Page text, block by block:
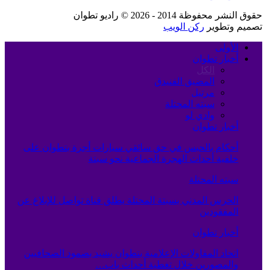
حقوق النشر محفوظة 2014 - 2026 © راديو تطوان
تصميم وتطوير ركن الويب
الأولى
أخبار تطوان
الكل
المضيق الفنيدق
مرتيل
سبته المحتلة
وادي لو
أخبار تطوان
أحكام بالحبس في حق سائقي سيارات أجرة بتطوان على
خلفية أحداث الهجرة الجماعية نحو سبتة
سبته المحتلة
الحرس المدني بسبتة المحتلة يطلق قناة تواصل للإبلاغ عن
المفقودين
أخبار تطوان
اتحاد المقاولات الإعلامية بتطوان يشيد بصمود الصحافيين
والمصورين خلال تغطية أحداث باب…